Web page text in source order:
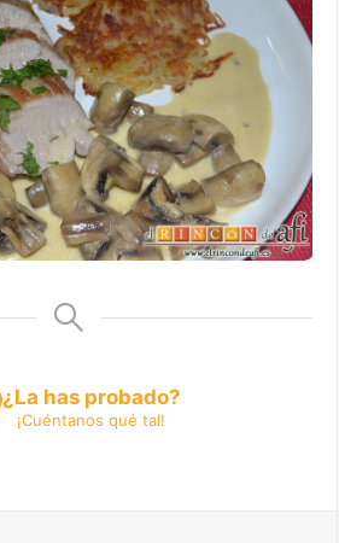
¿La has probado?
¡Cuéntanos qué tal!